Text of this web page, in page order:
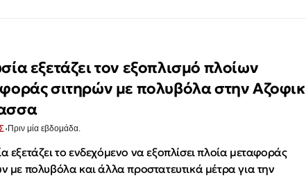
εξετάζει τον εξοπλισμό πλοίων
σιτηρών με πολυβόλα στην
· Πριν μία εβδομάδα.
εξετάζει το ενδεχόμενο να εξοπλίσει πλοία μεταφοράς
με πολυβόλα και άλλα προστατευτικά μέτρα για την